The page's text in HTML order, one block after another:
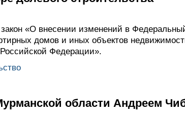
«О внесении изменений в
домов и иных объектов
Федерации».
области Андреем